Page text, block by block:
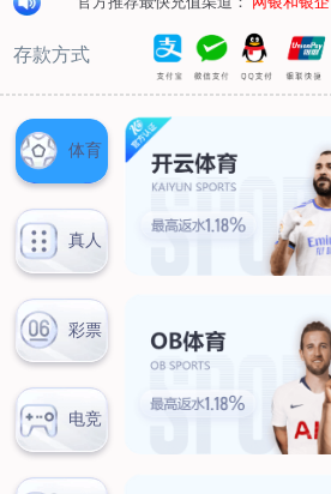
糖果包装纸
汉堡包装纸
包肉纸
吸油纸
新闻展示
公司新闻
行业资讯
联系我们
联系方式
客户留言